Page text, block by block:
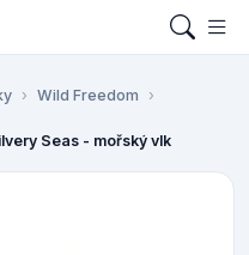
Wild Freedom
Seas - mořský vlk